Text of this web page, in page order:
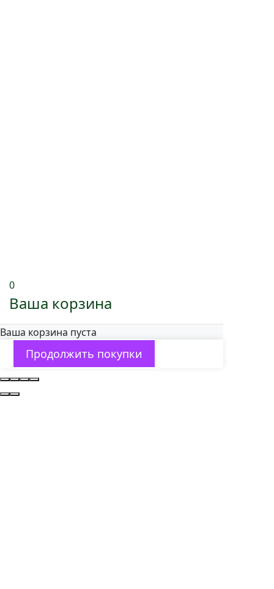
0
Ваша корзина
Ваша корзина пуста
Продолжить покупки